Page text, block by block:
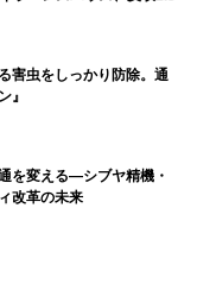
害虫をしっかり防除。通
』
を変える―シブヤ精機・
改革の未来